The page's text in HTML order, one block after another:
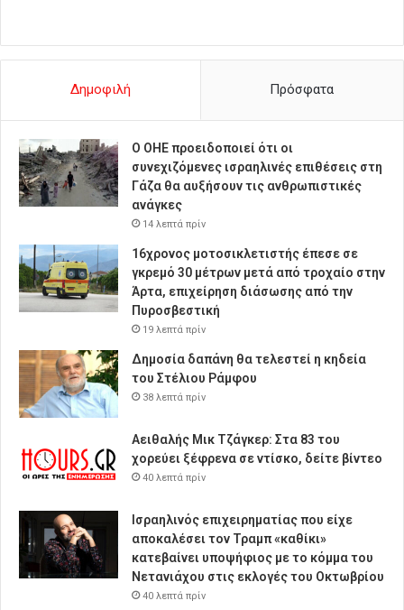
Δημοφιλή Πρόσφατα
Ο ΟΗΕ προειδοποιεί ότι οι
συνεχιζόμενες ισραηλινές επιθέσεις στη
Γάζα θα αυξήσουν τις ανθρωπιστικές
ανάγκες
14 λεπτά πρίν
16χρονος μοτοσικλετιστής έπεσε σε
γκρεμό 30 μέτρων μετά από τροχαίο στην
Άρτα, επιχείρηση διάσωσης από την
Πυροσβεστική
19 λεπτά πρίν
Δημοσία δαπάνη θα τελεστεί η κηδεία
του Στέλιου Ράμφου
38 λεπτά πρίν
Αειθαλής Μικ Τζάγκερ: Στα 83 του
χορεύει ξέφρενα σε ντίσκο, δείτε βίντεο
40 λεπτά πρίν
Ισραηλινός επιχειρηματίας που είχε
αποκαλέσει τον Τραμπ «καθίκι»
κατεβαίνει υποψήφιος με το κόμμα του
Νετανιάχου στις εκλογές του Οκτωβρίου
40 λεπτά πρίν